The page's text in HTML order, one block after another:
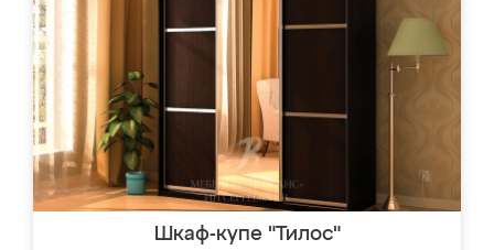
Шкаф-купе "Тилос"